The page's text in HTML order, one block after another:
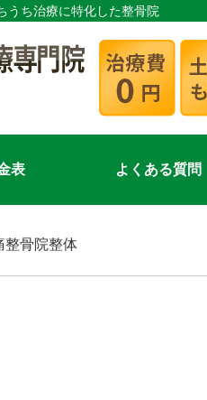
うち治療に特化した整骨院
表 よくある質問
整骨院整体